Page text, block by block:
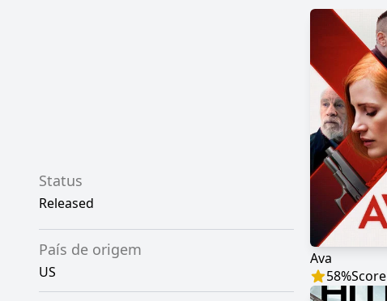
Status
Released
País de origem
US
Ava
58%Score